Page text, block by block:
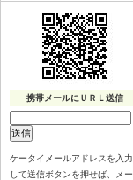
携帯メールにＵＲＬ送信
ケータイメールアドレスを入力
して送信ボタンを押せば、メー